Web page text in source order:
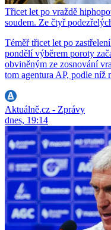
Třicet let po vraždě
soudem. Ze čtyř
Téměř třicet let po
pondělí výběrem poroty
obviněným ze zosnování
tom agentura AP, podle níž
Aktuálně.cz - Zprávy
dnes, 19:14